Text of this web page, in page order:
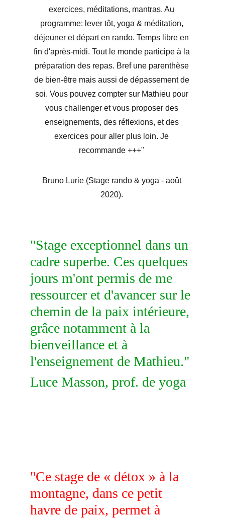
exercices, méditations, mantras. Au
programme: lever tôt, yoga & méditation,
déjeuner et départ en rando. Temps libre en
fin d'après-midi. Tout le monde participe à la
préparation des repas. Bref une parenthèse
de bien-être mais aussi de dépassement de
soi. Vous pouvez compter sur Mathieu pour
vous challenger et vous proposer des
enseignements, des réflexions, et des
exercices pour aller plus loin. Je
recommande +++"
Bruno Lurie (Stage rando & yoga - août
2020).
"Stage exceptionnel dans un
cadre superbe. Ces quelques
jours m'ont permis de me
ressourcer et d'avancer sur le
chemin de la paix intérieure,
grâce notamment à la
bienveillance et à
l'enseignement de Mathieu."
Luce Masson, prof. de yoga
"Ce stage de « détox » à la
montagne, dans ce petit
havre de paix, permet à